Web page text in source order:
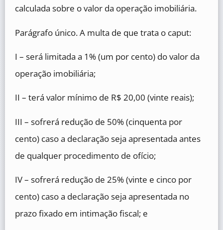
calculada sobre o valor da operação imobiliária.
Parágrafo único. A multa de que trata o caput:
I – será limitada a 1% (um por cento) do valor da
operação imobiliária;
II – terá valor mínimo de R$ 20,00 (vinte reais);
III – sofrerá redução de 50% (cinquenta por
cento) caso a declaração seja apresentada antes
de qualquer procedimento de ofício;
IV – sofrerá redução de 25% (vinte e cinco por
cento) caso a declaração seja apresentada no
prazo fixado em intimação fiscal; e